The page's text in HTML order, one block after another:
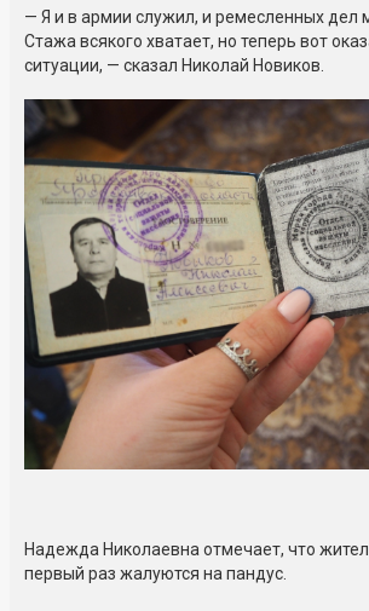
— Я и в армии служил, и ремесленных дел
Стажа всякого хватает, но теперь вот
ситуации, — сказал Николай Новиков.
Надежда Николаевна отмечает, что
первый раз жалуются на пандус.